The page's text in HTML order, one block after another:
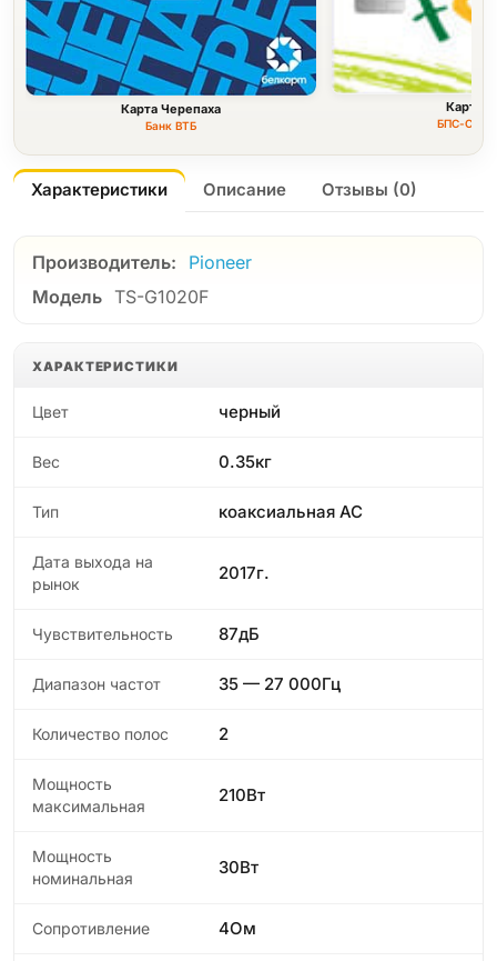
Карта Черепаха
Банк ВТБ
Карта
БПС-
Характеристики Описание Отзывы (0)
Производитель:
Pioneer
Модель TS-G1020F
ХАРАКТЕРИСТИКИ
Цвет черный
Вес 0.35кг
Тип коаксиальная АС
Дата выхода на
рынок
2017г.
Чувствительность 87дБ
Диапазон частот 35 — 27 000Гц
Количество полос 2
Мощность
максимальная
210Вт
Мощность
номинальная
30Вт
Сопротивление 4Ом